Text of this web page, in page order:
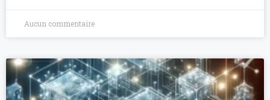
Aucun commentaire